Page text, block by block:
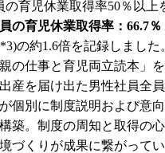
の育児休業取得率50％以上
の育児休業取得率：66.7％
の約1.6倍を記録しました
の仕事と育児両立読本」を
産を届け出た男性社員全
個別に制度説明および意
築。制度の周知と取得の
づくりが成果に繋がってい